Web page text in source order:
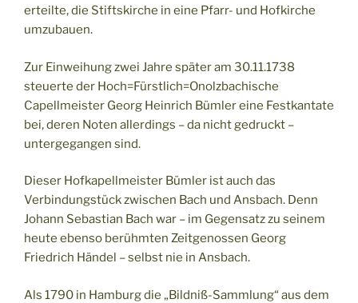
erteilte, die Stiftskirche in eine Pfarr- und Hofkirche
umzubauen.
Zur Einweihung zwei Jahre später am 30.11.1738
steuerte der Hoch=Fürstlich=Onolzbachische
Capellmeister Georg Heinrich Bümler eine Festkantate
bei, deren Noten allerdings – da nicht gedruckt –
untergegangen sind.
Dieser Hofkapellmeister Bümler ist auch das
Verbindungstück zwischen Bach und Ansbach. Denn
Johann Sebastian Bach war – im Gegensatz zu seinem
heute ebenso berühmten Zeitgenossen Georg
Friedrich Händel – selbst nie in Ansbach.
Als 1790 in Hamburg die „Bildniß-Sammlung“ aus dem